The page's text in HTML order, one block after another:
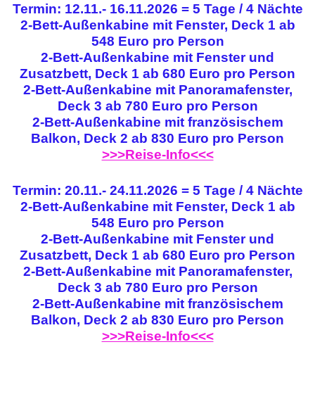
Termin: 12.11.- 16.11.2026 = 5 Tage / 4 Nächte
2-Bett-Außenkabine mit Fenster, Deck 1 ab
548 Euro pro Person
2-Bett-Außenkabine mit Fenster und
Zusatzbett, Deck 1 ab 680 Euro pro Person
2-Bett-Außenkabine mit Panoramafenster,
Deck 3 ab 780 Euro pro Person
2-Bett-Außenkabine mit französischem
Balkon, Deck 2 ab 830 Euro pro Person
>>>Reise-Info<<<
Termin: 20.11.- 24.11.2026 = 5 Tage / 4 Nächte
2-Bett-Außenkabine mit Fenster, Deck 1 ab
548 Euro pro Person
2-Bett-Außenkabine mit Fenster und
Zusatzbett, Deck 1 ab 680 Euro pro Person
2-Bett-Außenkabine mit Panoramafenster,
Deck 3 ab 780 Euro pro Person
2-Bett-Außenkabine mit französischem
Balkon, Deck 2 ab 830 Euro pro Person
>>>Reise-Info<<<